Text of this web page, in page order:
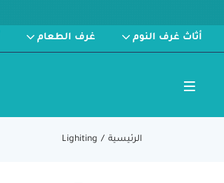
أثاث غرف النوم غرف الطعام
الرئيسية Lighiting